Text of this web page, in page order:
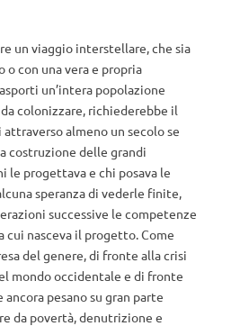
un viaggio interstellare, che sia
con una vera e propria
un’intera popolazione
colonizzare, richiederebbe il
almeno un secolo se
costruzione delle grandi
le progettava e chi posava le
speranza di vederle finite,
successive le competenze
cui nasceva il progetto. Come
del genere, di fronte alla crisi
mondo occidentale e di fronte
pesano su gran parte
da povertà, denutrizione e